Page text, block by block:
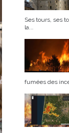
Ses tours, ses
la...
fumées des